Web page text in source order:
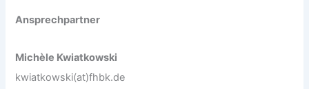
Ansprechpartner
Michèle Kwiatkowski
kwiatkowski(at)fhbk.de